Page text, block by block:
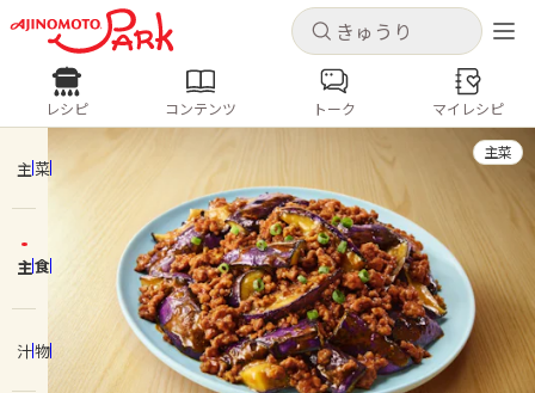
キャンセル
ログインするとレシピを保存できます
新規登録
ホーム
コンテンツ
キャンセル
レシピ コンテンツ
人気の食材・レシピ
きゅうり なす トマト
とうもろこし
ピーマン
みょうが ゴーヤ
レシピ コンテンツ トーク マイレシピ
主菜
主食
汁物
主菜